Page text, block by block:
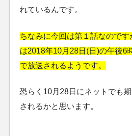
れているんです。
ちなみに今回は第１話なので
は2018年10月28日(日)の午後6
で放送されるようです。
恐らく10月28日にネットでも
されるかと思います。